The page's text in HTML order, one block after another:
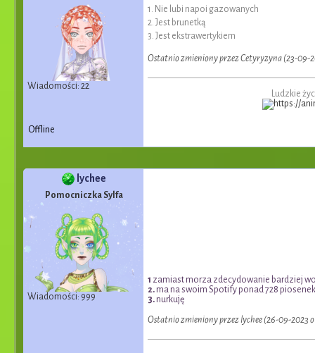
Wiadomości: 22
1. Nie lubi napoi gazowanych
2. Jest brunetką
3. Jest ekstrawertykiem
Ostatnio zmieniony przez Cetyryzyna (23-09-
Ludzkie
Offline
lychee
Pomocniczka Sylfa
Wiadomości: 999
1 zamiast morza zdecydowanie bardziej
2. ma na swoim Spotify ponad 728 piosenek
3. nurkuję
Ostatnio zmieniony przez lychee (26-09-2023